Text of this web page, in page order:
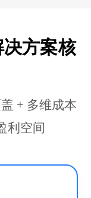
方案核
+ 多维成本
利空间